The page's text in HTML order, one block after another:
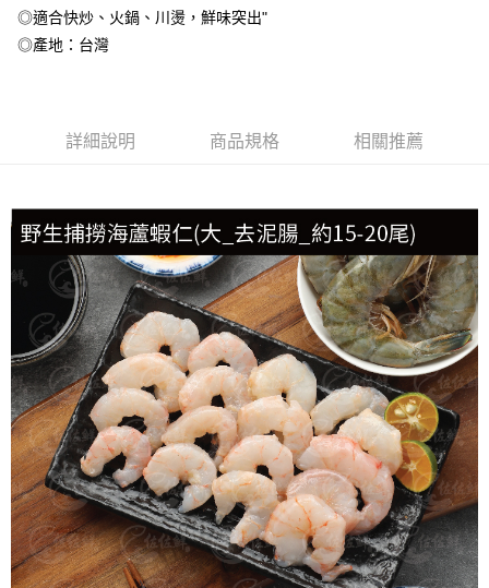
冷凍7-11取貨(快速到店，到貨後4天內需取貨)
每筆NT$150，滿NT$999(含以上)免運費
冷凍貨到付款
◎適合快炒、火鍋、川燙，鮮味突出"
◎產地：台灣
詳細說明 商品規格 相關推薦